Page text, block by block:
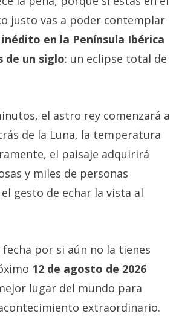
justo vas a poder contemplar
en la Península Ibérica
de un siglo: un eclipse total de
el astro rey comenzará a
de la Luna, la temperatura
el paisaje adquirirá
y miles de personas
gesto de echar la vista al
por si aún no la tienes
12 de agosto de 2026
lugar del mundo para
extraordinario.